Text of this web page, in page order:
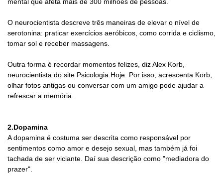
O neurocientista descreve três maneiras de elevar o nível de
serotonina: praticar exercícios aeróbicos, como corrida e ciclismo,
tomar sol e receber massagens.
Outra forma é recordar momentos felizes, diz Alex Korb,
neurocientista do site Psicologia Hoje. Por isso, acrescenta Korb,
olhar fotos antigas ou conversar com um amigo pode ajudar a
refrescar a memória.
2.Dopamina
A dopamina é costuma ser descrita como responsável por
sentimentos como amor e desejo sexual, mas também já foi
tachada de ser viciante. Daí sua descrição como "mediadora do
prazer".